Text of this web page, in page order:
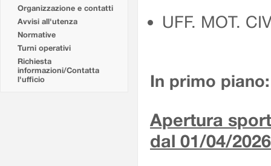
Organizzazione e contatti
Avvisi all'utenza
Normative
Turni operativi
Richiesta
informazioni/Contatta
l'ufficio
UFF. MOT.
In primo piano:
Apertura
dal 01/04/2026